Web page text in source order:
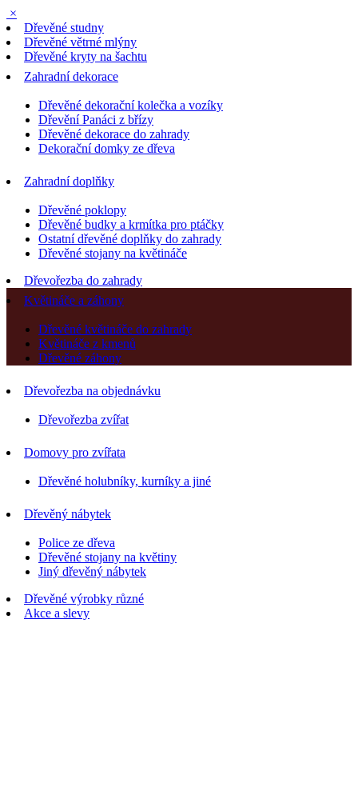
×
Dřevěné studny
Dřevěné větrné mlýny
Dřevěné kryty na šachtu
Zahradní dekorace
Dřevěné dekorační kolečka a vozíky
Dřevění Panáci z břízy
Dřevěné dekorace do zahrady
Dekorační domky ze dřeva
Zahradní doplňky
Dřevěné poklopy
Dřevěné budky a krmítka pro ptáčky
Ostatní dřevěné doplňky do zahrady
Dřevěné stojany na květináče
Dřevořezba do zahrady
Květináče a záhony
Dřevěné květináče do zahrady
Květináče z kmenů
Dřevěné záhony
Dřevořezba na objednávku
Dřevořezba zvířat
Domovy pro zvířata
Dřevěné holubníky, kurníky a jiné
Dřevěný nábytek
Police ze dřeva
Dřevěné stojany na květiny
Jiný dřevěný nábytek
Dřevěné výrobky různé
Akce a slevy